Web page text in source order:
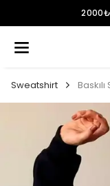
2000₺
Sweatshirt